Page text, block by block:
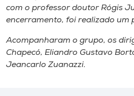
A+
A-
com o professor doutor Rógis
encerramento, foi realizado um
Acompanharam o grupo, os
Chapecó, Eliandro Gustavo
Jeancarlo Zuanazzi.